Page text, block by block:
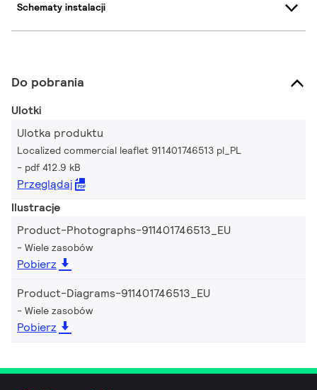
Schematy instalacji
Do pobrania
Ulotki
Ulotka produktu
Localized commercial leaflet 911401746513 pl_PL
pdf 412.9 kB
Przeglądaj
Ilustracje
Product-Photographs-911401746513_EU
Wiele zasobów
Pobierz
Product-Diagrams-911401746513_EU
Wiele zasobów
Pobierz